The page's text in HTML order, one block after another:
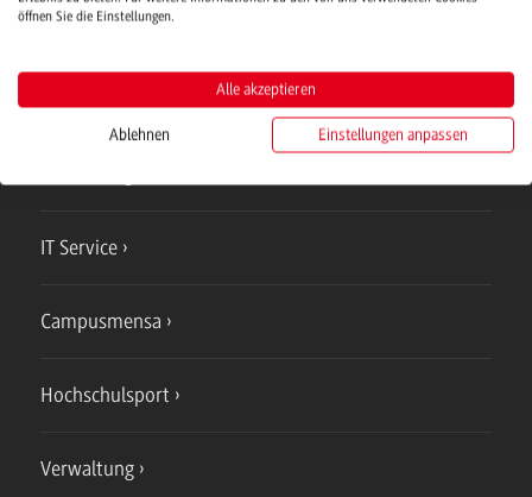
Campus
Mosbach
IT Service
Campusmensa
Hochschulsport
Verwaltung
öffnen Sie die Einstellungen.
Alle akzeptieren
Ablehnen Einstellungen anpassen